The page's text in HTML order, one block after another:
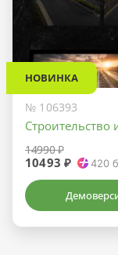
НОВИНКА
№ 106393
Строительство
14990 ₽
10493 ₽ 420